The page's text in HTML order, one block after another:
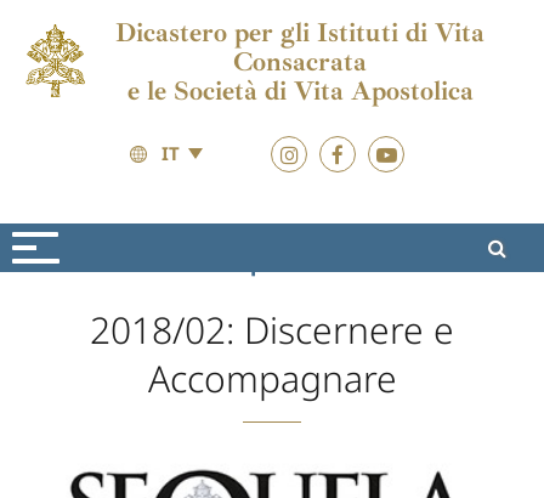
Dicastero per gli Istituti di Vita
Consacrata
e le Società di Vita Apostolica
IT
2018/02: Discernere e
Accompagnare